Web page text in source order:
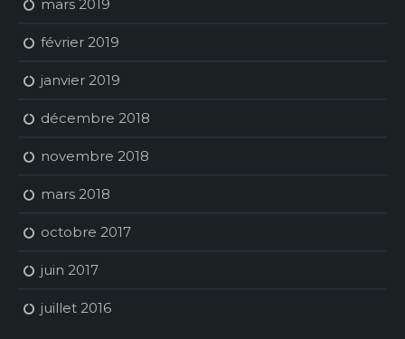
mars 2019
février 2019
janvier 2019
décembre 2018
novembre 2018
mars 2018
octobre 2017
juin 2017
juillet 2016